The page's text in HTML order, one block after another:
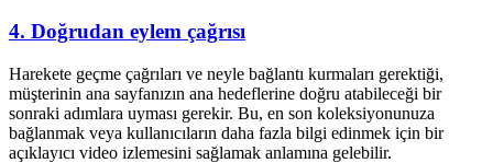
4. Doğrudan eylem çağrısı
Harekete geçme çağrıları ve neyle bağlantı kurmaları gerektiği,
müşterinin ana sayfanızın ana hedeflerine doğru atabileceği bir
sonraki adımlara uyması gerekir. Bu, en son koleksiyonunuza
bağlanmak veya kullanıcıların daha fazla bilgi edinmek için bir
açıklayıcı video izlemesini sağlamak anlamına gelebilir.